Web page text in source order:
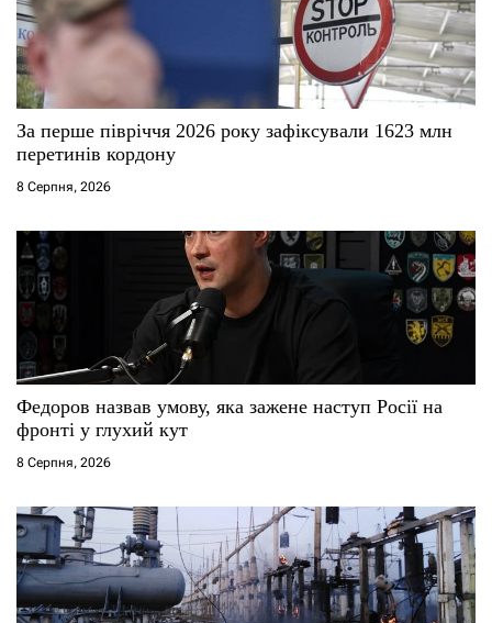
За перше півріччя 2026 року зафіксували 1623 млн
перетинів кордону
8 Серпня, 2026
Федоров назвав умову, яка зажене наступ Росії на
фронті у глухий кут
8 Серпня, 2026